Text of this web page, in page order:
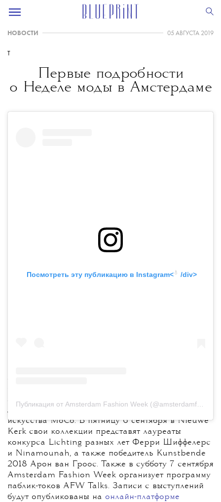
НОВОСТИ 05 АВГУСТА 2019
T
Первые подробности
о Неделе моды в Амстердаме
Посмотреть эту публикацию в Instagram<💧 /div>
Публикация от Amsterdam Fashion Week (@amsterdamfashionweek)
Amsterdam Fashion Week, которая пройдет
Амстердама. Шоу открытия — показ Рональда ван
дер Кемпа — состоится в Музее современного
искусства MoCo. В пятницу 6 сентября в Nieuwe
Kerk свои коллекции представят лауреаты
конкурса Lichting разных лет Ферри Шиффелерс
и Ninamounah, а также победитель Kunstbende
2018 Арон ван Гроос. Также в субботу 7 сентября
Amsterdam Fashion Week организует программу
паблик-токов AFW Talks. Записи с выступлений
будут опубликованы на онлайн-платформе